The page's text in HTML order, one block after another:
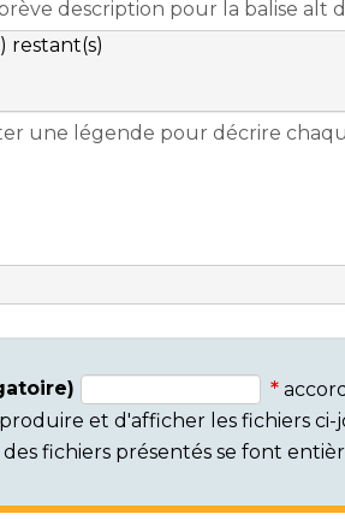
restant(s)
et d'afficher les fichiers
fichiers présentés se font